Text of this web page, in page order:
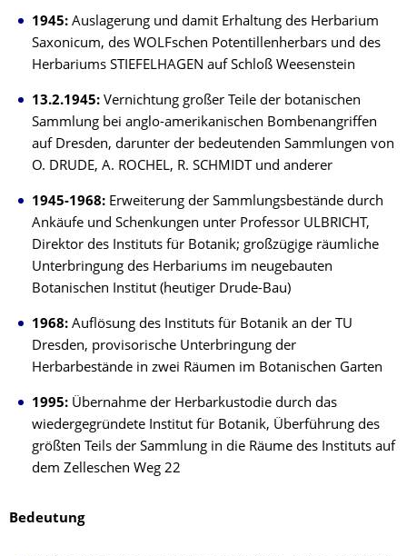
1945: Auslagerung und damit Erhaltung des Herbarium
Saxonicum, des WOLFschen Potentillenherbars und des
Herbariums STIEFELHAGEN auf Schloß Weesenstein
13.2.1945: Vernichtung großer Teile der botanischen
Sammlung bei anglo-amerikanischen Bombenangriffen
auf Dresden, darunter der bedeutenden Sammlungen von
O. DRUDE, A. ROCHEL, R. SCHMIDT und anderer
1945-1968: Erweiterung der Sammlungsbestände durch
Ankäufe und Schenkungen unter Professor ULBRICHT,
Direktor des Instituts für Botanik; großzügige räumliche
Unterbringung des Herbariums im neugebauten
Botanischen Institut (heutiger Drude-Bau)
1968: Auflösung des Instituts für Botanik an der TU
Dresden, provisorische Unterbringung der
Herbarbestände in zwei Räumen im Botanischen Garten
1995: Übernahme der Herbarkustodie durch das
wiedergegründete Institut für Botanik, Überführung des
größten Teils der Sammlung in die Räume des Instituts auf
dem Zelleschen Weg 22
Bedeutung